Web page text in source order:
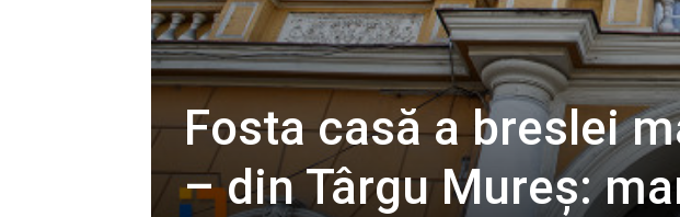
Fosta casă a breslei
– din Târgu Mureș: